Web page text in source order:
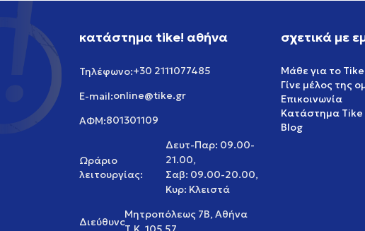
κατάστημα tike! αθήνα
Τηλέφωνο:+30 2111077485
E-mail:online@tike.gr
ΑΦΜ:801301109
Ωράριο
λειτουργίας:
Δευτ-Παρ: 09.00-
21.00,
Σαβ: 09.00-20.00,
Κυρ: Κλειστά
Διεύθυνση:
Μητροπόλεως 7Β, Αθήνα
σχετικά με
Μάθε για το Tike
Γίνε μέλος της
Επικοινωνία
Κατάστημα
Blog